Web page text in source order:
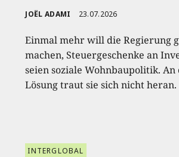
JOËL ADAMI 23.07.2026
Einmal mehr will die Regierung
machen, Steuergeschenke an
seien soziale Wohnbaupolitik. An
Lösung traut sie sich nicht heran.
INTERGLOBAL